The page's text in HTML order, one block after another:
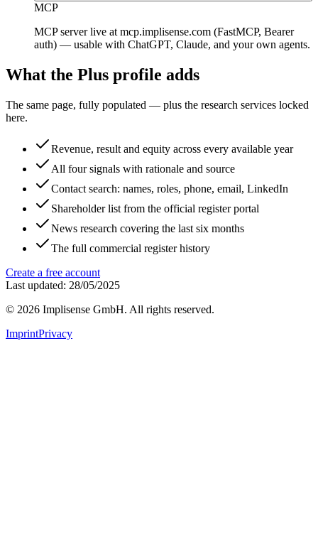
MCP
MCP server live at mcp.implisense.com (FastMCP, Bearer
auth) — usable with ChatGPT, Claude, and your own agents.
What the Plus profile adds
The same page, fully populated — plus the research services locked
here.
Revenue, result and equity across every available year
All four signals with rationale and source
Contact search: names, roles, phone, email, LinkedIn
Shareholder list from the official register portal
News research covering the last six months
The full commercial register history
Create a free account
Last updated: 28/05/2025
© 2026 Implisense GmbH. All rights reserved.
ImprintPrivacy